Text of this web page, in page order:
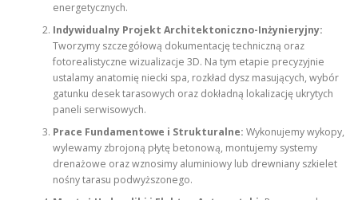
energetycznych.
Indywidualny Projekt Architektoniczno-Inżynieryjny:
Tworzymy szczegółową dokumentację techniczną oraz
fotorealistyczne wizualizacje 3D. Na tym etapie precyzyjnie
ustalamy anatomię niecki spa, rozkład dysz masujących, wybór
gatunku desek tarasowych oraz dokładną lokalizację ukrytych
paneli serwisowych.
Prace Fundamentowe i Strukturalne: Wykonujemy wykopy,
wylewamy zbrojoną płytę betonową, montujemy systemy
drenażowe oraz wznosimy aluminiowy lub drewniany szkielet
nośny tarasu podwyższonego.